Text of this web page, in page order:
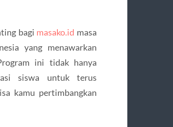
bagi masako.id masa
yang menawarkan
ini tidak hanya
siswa untuk terus
kamu pertimbangkan